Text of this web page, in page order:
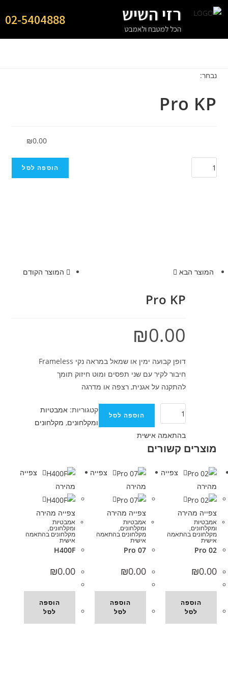
רזי השיש
הכל למטבח ולאמבט
02-5404888
נבחר:
Pro KP
₪0.00
הוספה לסל
המוצר הקודם המוצר הבא
Pro KP
₪0.00
דופן קבועה ימין או שמאל במראה נקי Frameless
חיבור לקיר עם שני תפסים ומוט חיזוק תומך
להתקנה על אגנית, רצפה או מדרגה
הוספה לסל
קטגוריות: אמבטיות
ומקלחונים, מקלחונים
בהתאמה אישית
מוצרים קשורים
צפייה
מהירה
צפייה מהירה
אמבטיות
ומקלחונים,
מקלחונים בהתאמה
אישית
H400F
₪0.00
הוספה
לסל
צפייה
מהירה
צפייה מהירה
אמבטיות
ומקלחונים,
מקלחונים בהתאמה
אישית
Pro 07
₪0.00
הוספה
לסל
צפייה
מהירה
צפייה מהירה
אמבטיות
ומקלחונים,
מקלחונים בהתאמה
אישית
Pro 02
₪0.00
הוספה
לסל